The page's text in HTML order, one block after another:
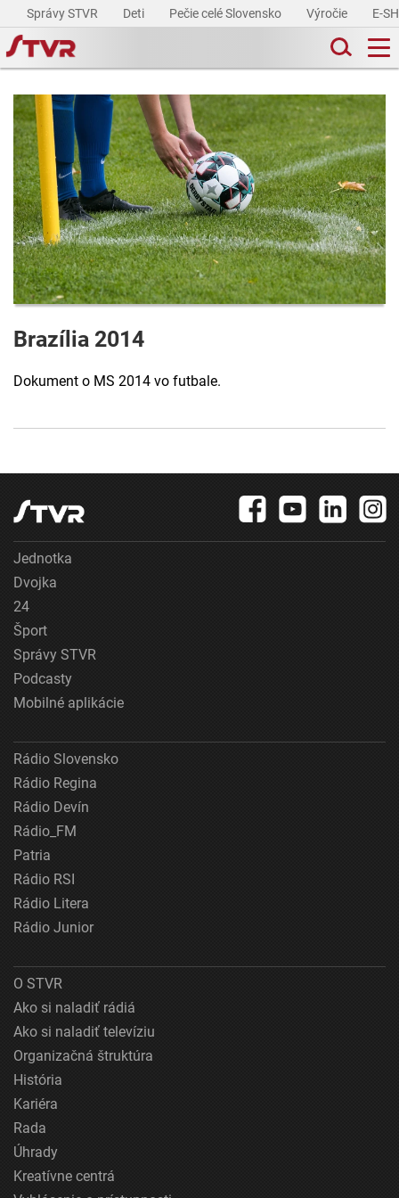
Správy STVR Deti Pečie celé Slovensko Výročie E-
Brazília 2014
Dokument o MS 2014 vo futbale.
Jednotka
Dvojka
24
Šport
Správy STVR
Podcasty
Mobilné aplikácie
Rádio Slovensko
Rádio Regina
Rádio Devín
Rádio_FM
Patria
Rádio RSI
Rádio Litera
Rádio Junior
O STVR
Ako si naladiť rádiá
Ako si naladiť televíziu
Organizačná štruktúra
História
Kariéra
Rada
Úhrady
Kreatívne centrá